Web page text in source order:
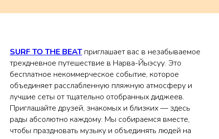
SURF TO THE BEAT приглашает вас в незабываемое
трехдневное путешествие в Нарва-Йыэсуу. Это
бесплатное некоммерческое событие, которое
объединяет расслабленную пляжную атмосферу и
лучшие сеты от тщательно отобранных диджеев.
Приглашайте друзей, знакомых и близких — здесь
рады абсолютно каждому. Мы собираемся вместе,
чтобы праздновать музыку и объединять людей на